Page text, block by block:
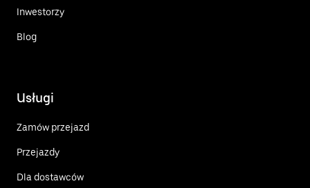
Inwestorzy
Blog
Usługi
Zamów przejazd
Przejazdy
Dla dostawców